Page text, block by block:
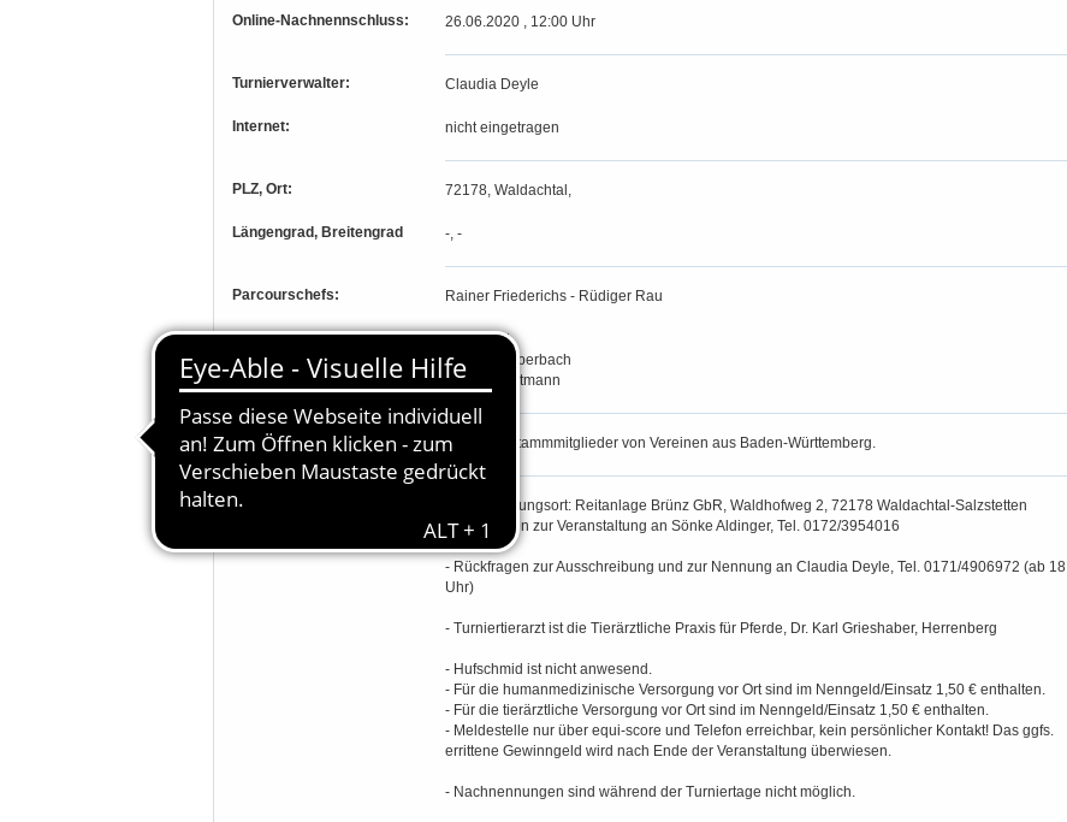
Online-Nachnennschluss: 26.06.2020 , 12:00 Uhr
Turnierverwalter: Claudia Deyle
Internet: nicht eingetragen
PLZ, Ort: 72178, Waldachtal,
Längengrad, Breitengrad -, -
Parcourschefs: Rainer Friederichs - Rüdiger Rau
Richter:
Peter Bort
Christine Eberbach
Helmut Hartmann
Teilnahmeberechtigung: Prfg. 1-9: Stammmitglieder von Vereinen aus Baden-Württemberg.
Besondere Bestimmungen:
- Veranstaltungsort: Reitanlage Brünz GbR, Waldhofweg 2, 72178 Waldachtal-Salzstetten
- Rückfragen zur Veranstaltung an Sönke Aldinger, Tel. 0172/3954016
- Rückfragen zur Ausschreibung und zur Nennung an Claudia Deyle, Tel. 0171/4906972 (ab 18
Uhr)
- Turniertierarzt ist die Tierärztliche Praxis für Pferde, Dr. Karl Grieshaber, Herrenberg
- Hufschmid ist nicht anwesend.
- Für die humanmedizinische Versorgung vor Ort sind im Nenngeld/Einsatz 1,50 € enthalten.
- Für die tierärztliche Versorgung vor Ort sind im Nenngeld/Einsatz 1,50 € enthalten.
- Meldestelle nur über equi-score und Telefon erreichbar, kein persönlicher Kontakt! Das ggfs.
errittene Gewinngeld wird nach Ende der Veranstaltung überwiesen.
- Nachnennungen sind während der Turniertage nicht möglich.